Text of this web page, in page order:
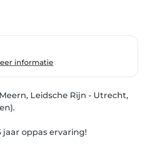
informatie
Leidsche Rijn - Utrecht,
jaar oppas ervaring!